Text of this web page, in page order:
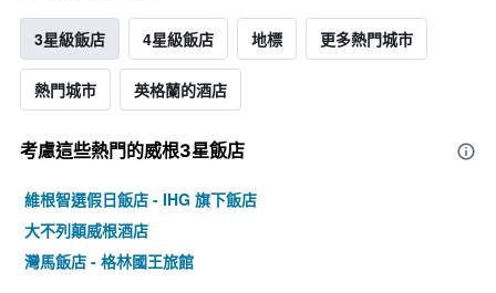
3星級飯店 4星級飯店 地標 更多熱門城市
熱門城市 英格蘭的酒店
考慮這些熱門的威根3星​飯店
維根智選假日飯店 - IHG 旗下飯店
大不列顛威根酒店
灣馬飯店 - 格林國王旅館